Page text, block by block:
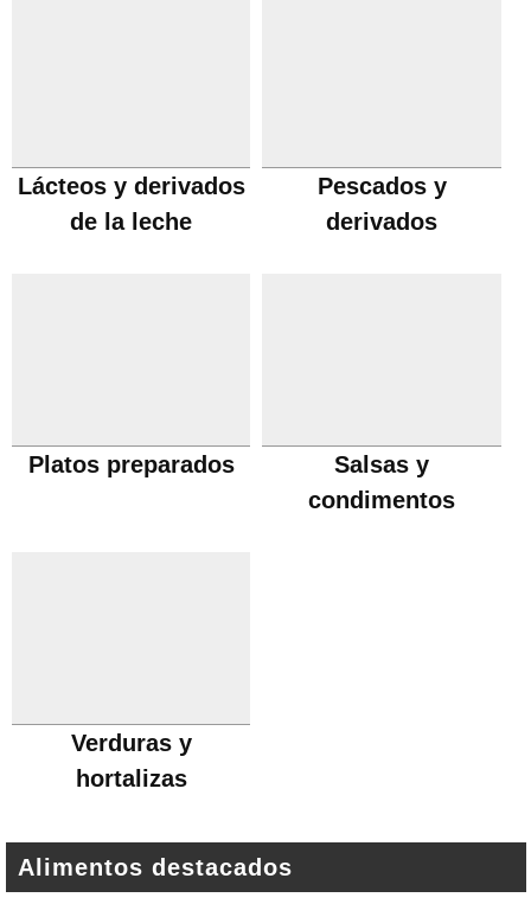
Lácteos y derivados
de la leche
Pescados y
derivados
Platos preparados
Salsas y
condimentos
Verduras y
hortalizas
Alimentos destacados